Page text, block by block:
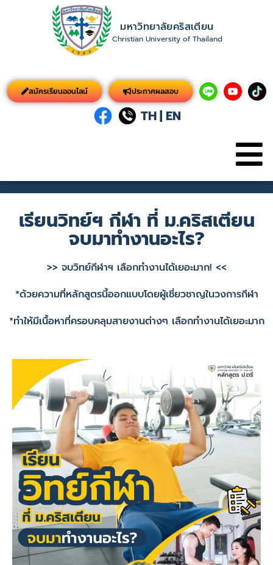
มหาวิทยาลัยคริสเตียน
Christian University of Thailand
สมัครเรียนออนไลน์ ประกาศผลสอบ
TH| EN
เรียนวิทย์ฯ กีฬา ที่ ม.คริสเตียน
จบมาทำงานอะไร?
>> จบวิทย์กีฬาฯ เลือกทำงานได้เยอะมาก! <<
*ด้วยความที่หลักสูตรนี้ออกแบบโดยผู้เชี่ยวชาญในวงการกีฬา
*ทำให้มีเนื้อหาที่ครอบคลุมสายงานต่างๆ เลือกทำงานได้เยอะมาก